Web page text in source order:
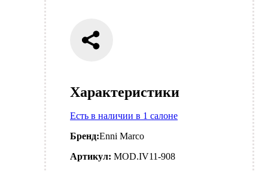
Характеристики
Есть в наличии в 1 салоне
Бренд:Enni Marco
Артикул: MOD.IV11-908